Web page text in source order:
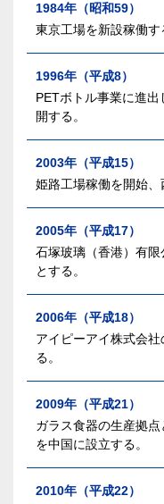
1984年（昭和59）
東京工場を新設稼働す
1996年（平成8）
PETボトル事業に進
開する。
2003年（平成15）
姫路工場稼働を開始、
2005年（平成17）
石塚玻璃（香港）有
とする。
2006年（平成18）
アイピーアイ株式会
る。
2009年（平成21）
ガラス食器の生産拠
を中国に設立する。
2010年（平成22）